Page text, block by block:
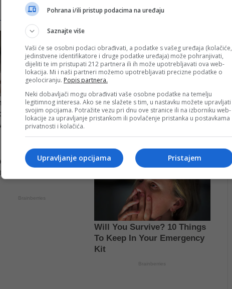
Pohrana i/ili pristup podacima na uređaju
Saznajte više
Vaši će se osobni podaci obrađivati, a podatke s vašeg uređaja (kolačiće,
jedinstvene identifikatore i druge podatke uređaja) može pohranjivati,
dijeliti te im pristupati 212 partnera ili ih može upotrebljavati ova web-
lokacija. Mi i naši partneri možemo upotrebljavati precizne podatke o
geolociranju. Popis partnera.
Neki dobavljači mogu obrađivati vaše osobne podatke na temelju
legitimnog interesa. Ako se ne slažete s tim, u nastavku možete upravljati
svojim opcijama. Potražite vezu pri dnu ove stranice ili na izborniku web-
lokacije za upravljanje pristankom ili povlačenje pristanka u postavkama
privatnosti i kolačića.
Pristajem
Upravljanje opcijama